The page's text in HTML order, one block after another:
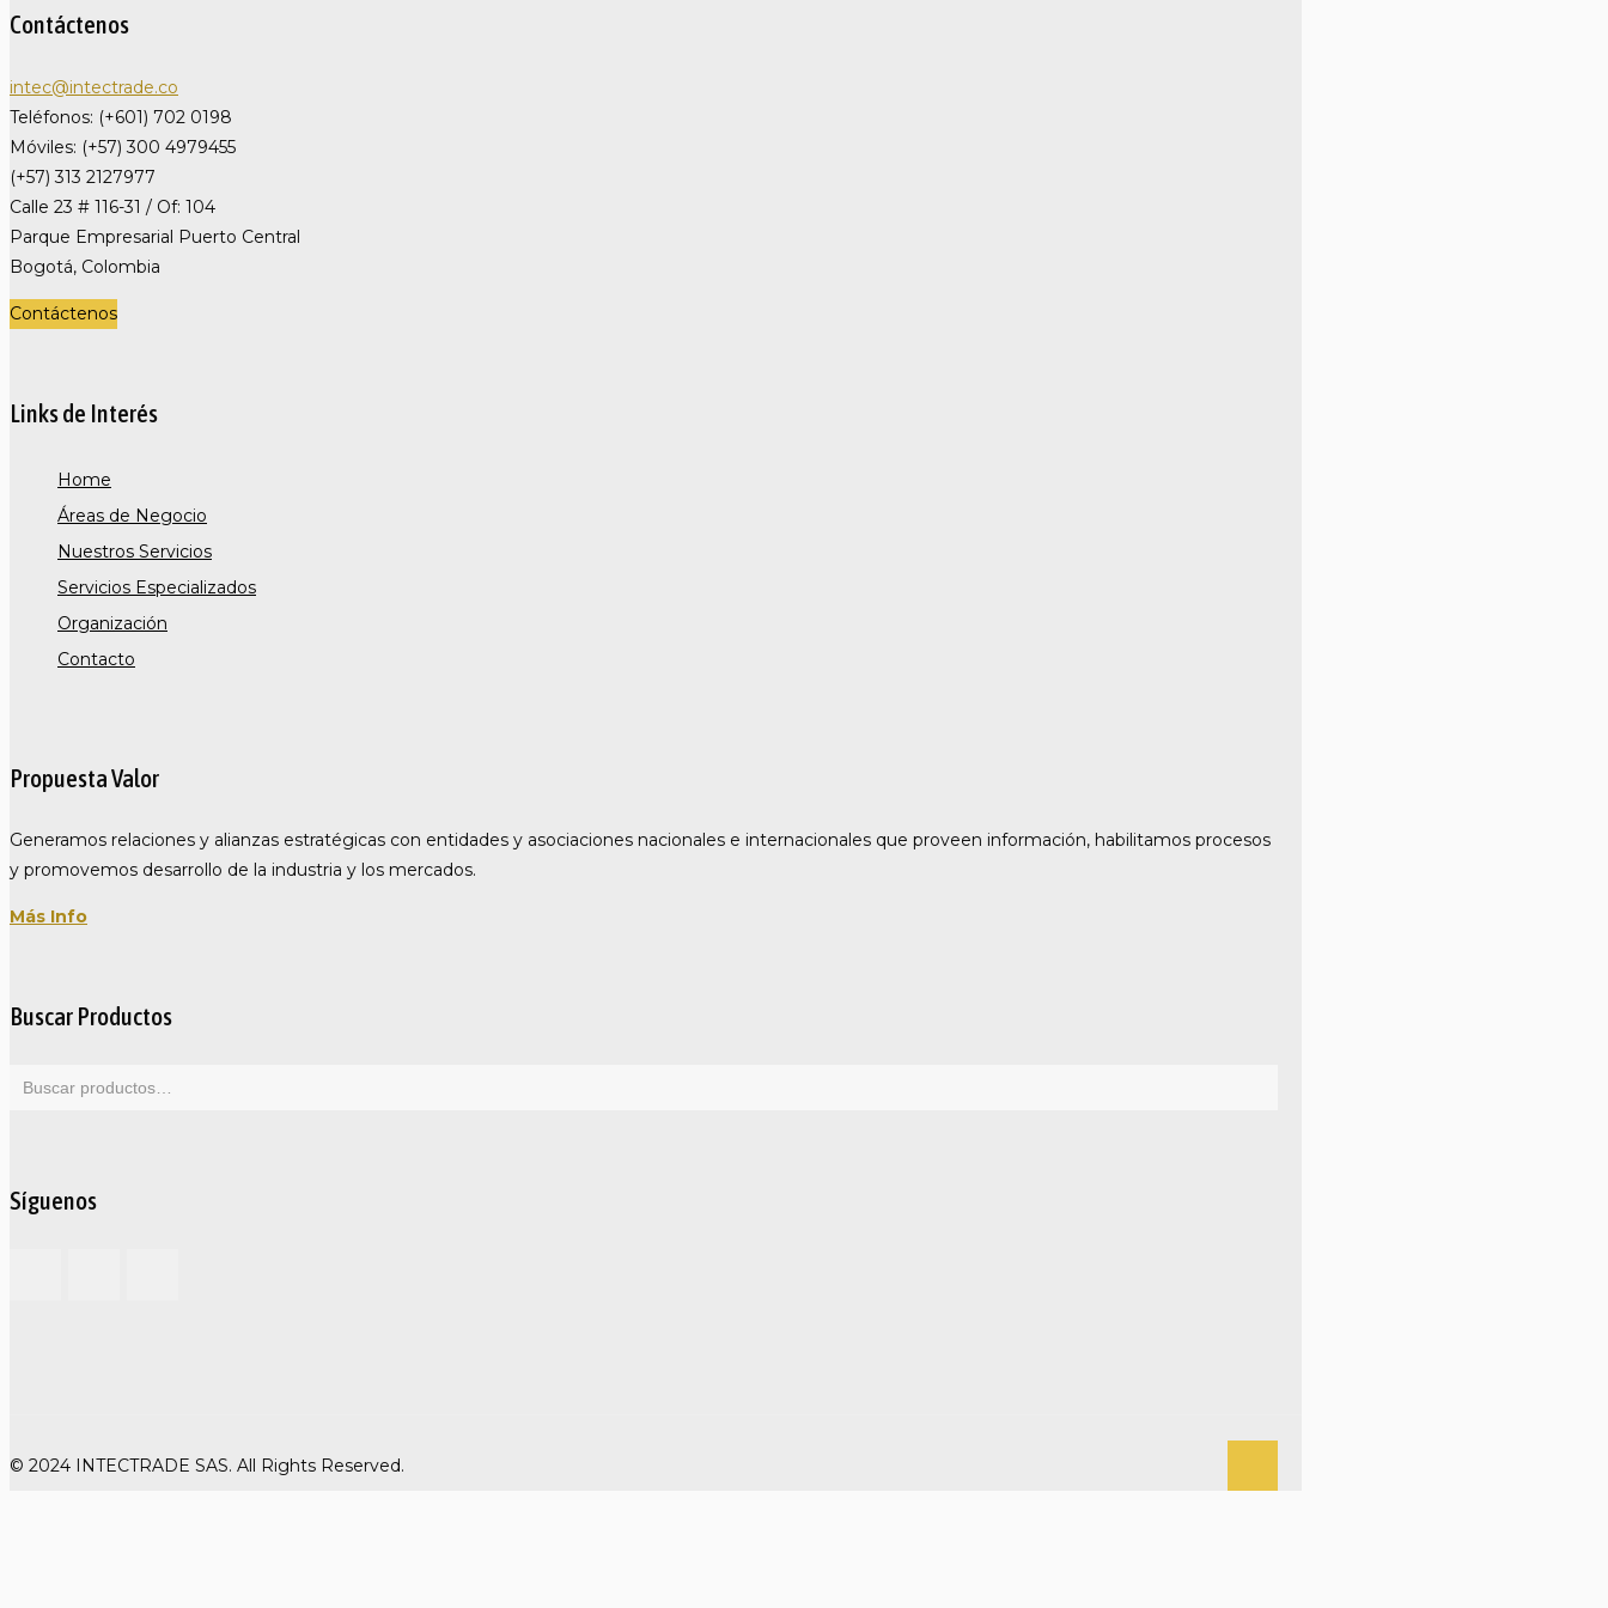
Contáctenos
intec@intectrade.co
Teléfonos: (+601) 702 0198
Móviles: (+57) 300 4979455
(+57) 313 2127977
Calle 23 # 116-31 / Of: 104
Parque Empresarial Puerto Central
Bogotá, Colombia
Contáctenos
Links de Interés
Home
Áreas de Negocio
Nuestros Servicios
Servicios Especializados
Organización
Contacto
Propuesta Valor
Generamos relaciones y alianzas estratégicas con entidades y asociaciones nacionales e internacionales que proveen información, habilitamos procesos
y promovemos desarrollo de la industria y los mercados.
Más Info
Buscar Productos
Síguenos
© 2024 INTECTRADE SAS. All Rights Reserved.